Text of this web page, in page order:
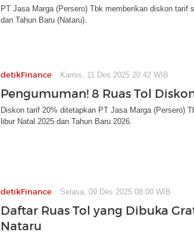
PT Jasa Marga (Persero) Tbk memberikan diskon tarif
dan Tahun Baru (Nataru).
detikFinance Kamis, 11 Des 2025 20:42 WIB
Pengumuman! 8 Ruas Tol
Diskon tarif 20% ditetapkan PT Jasa Marga (Persero)
libur Natal 2025 dan Tahun Baru 2026.
detikFinance Selasa, 09 Des 2025 08:00 WIB
Daftar Ruas Tol yang Dibuka
Nataru